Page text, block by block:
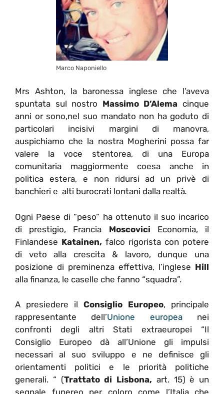
Marco Naponiello
Mrs Ashton, la baronessa inglese che l’aveva
spuntata sul nostro Massimo D’Alema cinque
anni or sono,nel suo mandato non ha goduto di
particolari incisivi margini di manovra,
auspichiamo che la nostra Mogherini possa far
valere la voce stentorea, di una Europa
comunitaria maggiormente coesa anche in
politica estera, e non ridursi ad un privè di
banchieri e alti burocrati lontani dalla realtà.
Ogni Paese di “peso” ha ottenuto il suo incarico
di prestigio, Francia Moscovici Economia, il
Finlandese Katainen, falco rigorista con potere
di veto alla crescita & lavoro, dunque una
posizione di preminenza effettiva, l’inglese Hill
alla finanza, le caselle che fanno “squadra”.
A presiedere il Consiglio Europeo, principale
rappresentante dell’Unione europeanei
confronti degli altri Stati extraeuropei “Il
Consiglio Europeo dà all’Unione gli impulsi
necessari al suo sviluppo e ne definisce gli
orientamenti politici e le priorità politiche
generali. “ (Trattato di Lisbona, art. 15) è un